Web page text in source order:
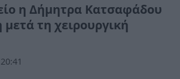
η Δήμητρα Κατσαφάδου
τη χειρουργική